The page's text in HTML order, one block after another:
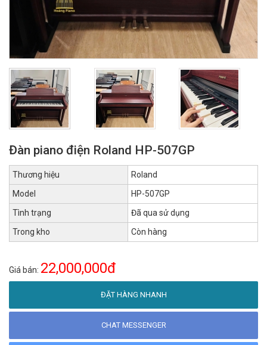
Đàn piano điện Roland HP-507GP
Thương hiệu
Roland
Model
HP-507GP
Tình trạng
Đã qua sử dụng
Trong kho
Còn hàng
Giá bán: 22,000,000đ
ĐẶT HÀNG NHANH
CHAT MESSENGER